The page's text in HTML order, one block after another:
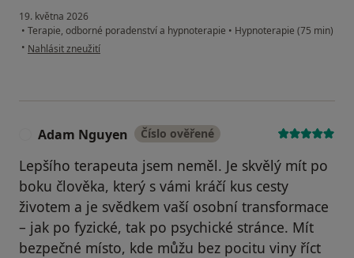
19. května 2026
• Terapie, odborné poradenství a hypnoterapie • Hypnoterapie (75 min)
• podle názoru uživatele Minh Ngo
Nahlásit zneužití
Adam Nguyen Číslo ověřené
Lepšího terapeuta jsem neměl. Je skvělý mít po
boku člověka, který s vámi kráčí kus cesty
životem a je svědkem vaší osobní transformace
– jak po fyzické, tak po psychické stránce. Mít
bezpečné místo, kde můžu bez pocitu viny říct